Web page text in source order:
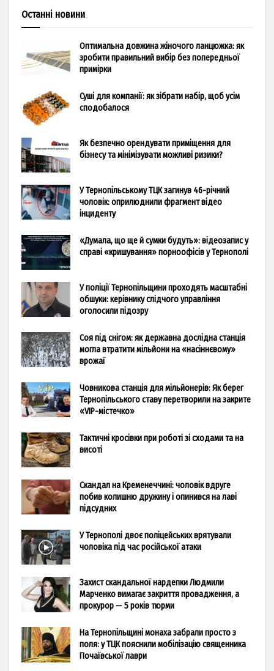
Останні новини
Оптимальна довжина жіночого ланцюжка: як
зробити правильний вибір без попередньої
примірки
Суші для компанії: як зібрати набір, щоб усім
сподобалося
Як безпечно орендувати приміщення для
бізнесу та мінімізувати можливі ризики?
У Тернопільському ТЦК загинув 46-річний
чоловік: оприлюднили фрагмент відео
інциденту
«Думала, що ще й сумки будуть»: відеозапис у
справі «кришування» порноофісів у Тернополі
У поліції Тернопільщини проходять масштабні
обшуки: керівнику слідчого управління
оголосили підозру
Соя під снігом: як державна дослідна станція
могла втратити мільйони на «насіннєвому»
врожаї
Човникова станція для мільйонерів: Як берег
Тернопільського ставу перетворили на закрите
«VIP-містечко»
Тактичні кросівки при роботі зі сходами та на
висоті
Скандал на Кременеччині: чоловік вдруге
побив колишню дружину і опинився на лаві
підсудних
У Тернополі двоє поліцейських врятували
чоловіка під час російської атаки
Захист скандальної нардепки Людмили
Марченко вимагає закриття провадження, а
прокурор — 5 років тюрми
На Тернопільщині монаха забрали просто з
поля: у ТЦК пояснили мобілізацію священника
Почаївської лаври